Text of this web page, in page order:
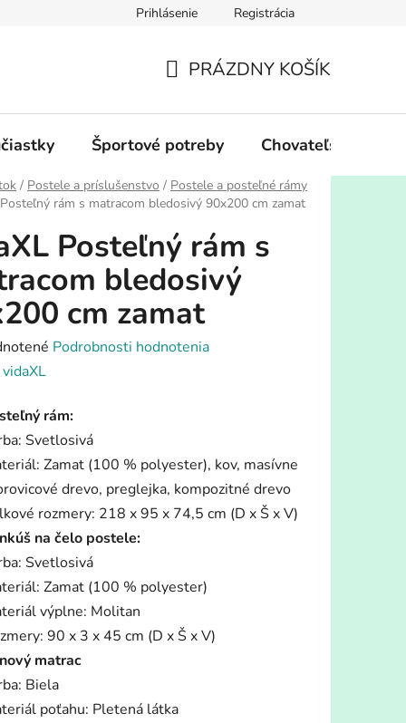
Prihlásenie Registrácia
KOŠÍK
PRÁZDNY KOŠÍK
Športové potreby Chovateľské
/ Postele a príslušenstvo / Postele a posteľné rámy
rám s matracom bledosivý 90x200 cm zamat
Posteľný rám s
bledosivý
cm zamat
Podrobnosti hodnotenia
vidaXL
rám:
Svetlosivá
Zamat (100 % polyester), kov, masívne
drevo, preglejka, kompozitné drevo
rozmery: 218 x 95 x 74,5 cm (D x Š x V)
na čelo postele:
Svetlosivá
Zamat (100 % polyester)
výplne: Molitan
90 x 3 x 45 cm (D x Š x V)
matrac
Biela
poťahu: Pletená látka